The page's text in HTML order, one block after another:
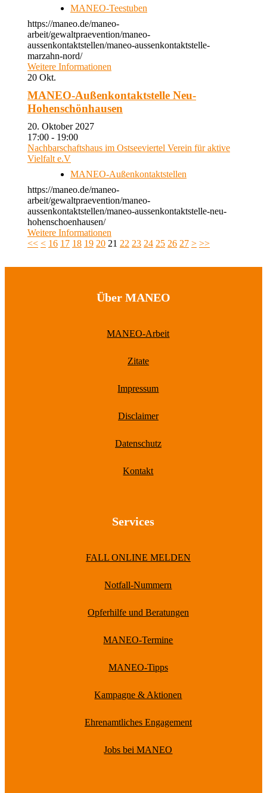
MANEO-Teestuben
https://maneo.de/maneo-
arbeit/gewaltpraevention/maneo-
aussenkontaktstellen/maneo-aussenkontaktstelle-
marzahn-nord/
Weitere Informationen
20 Okt.
MANEO-Außenkontaktstelle Neu-
Hohenschönhausen
20. Oktober 2027
17:00 - 19:00
Nachbarschaftshaus im Ostseeviertel Verein für aktive
Vielfalt e.V
MANEO-Außenkontaktstellen
https://maneo.de/maneo-
arbeit/gewaltpraevention/maneo-
aussenkontaktstellen/maneo-aussenkontaktstelle-neu-
hohenschoenhausen/
Weitere Informationen
<< < 16 17 18 19 20 21 22 23 24 25 26 27 > >>
Über MANEO
MANEO-Arbeit
Zitate
Impressum
Disclaimer
Datenschutz
Kontakt
Services
FALL ONLINE MELDEN
Notfall-Nummern
Opferhilfe und Beratungen
MANEO-Termine
MANEO-Tipps
Kampagne & Aktionen
Ehrenamtliches Engagement
Jobs bei MANEO